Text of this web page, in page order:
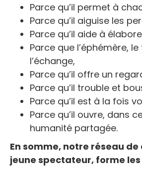
Parce qu’il permet à
Parce qu’il aiguise les
Parce qu’il aide à
Parce que l’éphémère,
l’échange,
Parce qu’il offre un
Parce qu’il trouble et
Parce qu’il est à la fois
Parce qu’il ouvre, dans
humanité partagée.
En somme, notre réseau
jeune spectateur, forme